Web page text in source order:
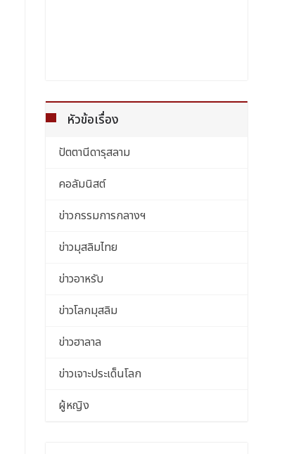
หัวข้อเรื่อง
ปัตตานีดารุสลาม
คอลัมนิสต์
ข่าวกรรมการกลางฯ
ข่าวมุสลิมไทย
ข่าวอาหรับ
ข่าวโลกมุสลิม
ข่าวฮาลาล
ข่าวเจาะประเด็นโลก
ผู้หญิง